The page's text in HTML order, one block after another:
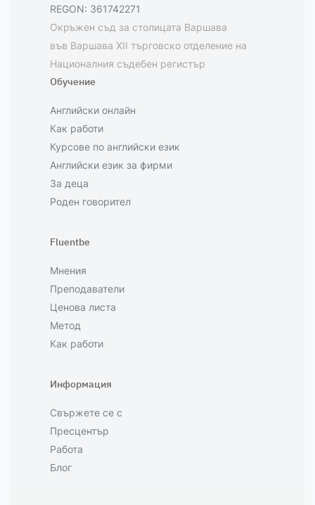
REGON: 361742271
Окръжен съд за столицата Варшава
във Варшава XII търговско отделение на
Националния съдебен регистър
Обучение
Английски онлайн
Как работи
Курсове по английски език
Английски език за фирми
За деца
Роден говорител
Fluentbe
Мнения
Преподаватели
Ценова листа
Метод
Как работи
Информация
Свържете се с
Пресцентър
Работа
Блог